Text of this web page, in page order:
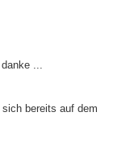
...
bereits auf dem